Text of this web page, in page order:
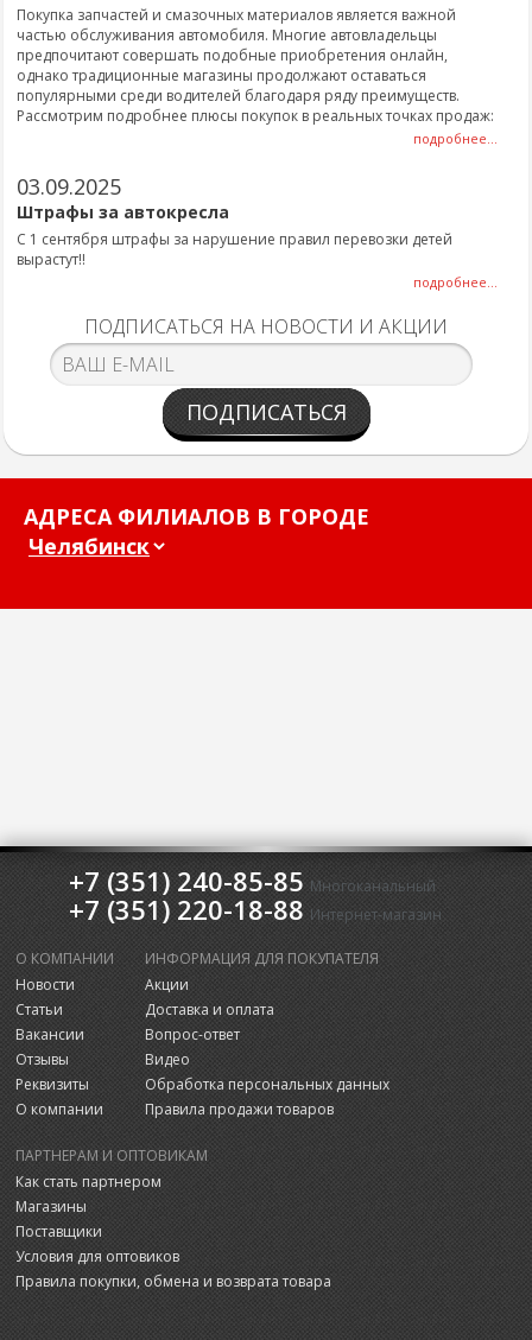
Покупка запчастей и смазочных материалов является важной
частью обслуживания автомобиля. Многие автовладельцы
предпочитают совершать подобные приобретения онлайн,
однако традиционные магазины продолжают оставаться
популярными среди водителей благодаря ряду преимуществ.
Рассмотрим подробнее плюсы покупок в реальных точках продаж:
подробнее...
03.09.2025
Штрафы за автокресла
С 1 сентября штрафы за нарушение правил перевозки детей
вырастут!!
подробнее...
ПОДПИСАТЬСЯ НА НОВОСТИ И АКЦИИ
ПОДПИСАТЬСЯ
АДРЕСА ФИЛИАЛОВ В ГОРОДЕ
+7 (351) 240-85-85 Многоканальный
+7 (351) 220-18-88 Интернет-магазин
О КОМПАНИИ
Новости
Статьи
Вакансии
Отзывы
Реквизиты
О компании
ИНФОРМАЦИЯ ДЛЯ ПОКУПАТЕЛЯ
Акции
Доставка и оплата
Вопрос-ответ
Видео
Обработка персональных данных
Правила продажи товаров
ПАРТНЕРАМ И ОПТОВИКАМ
Как стать партнером
Магазины
Поставщики
Условия для оптовиков
Правила покупки, обмена и возврата товара